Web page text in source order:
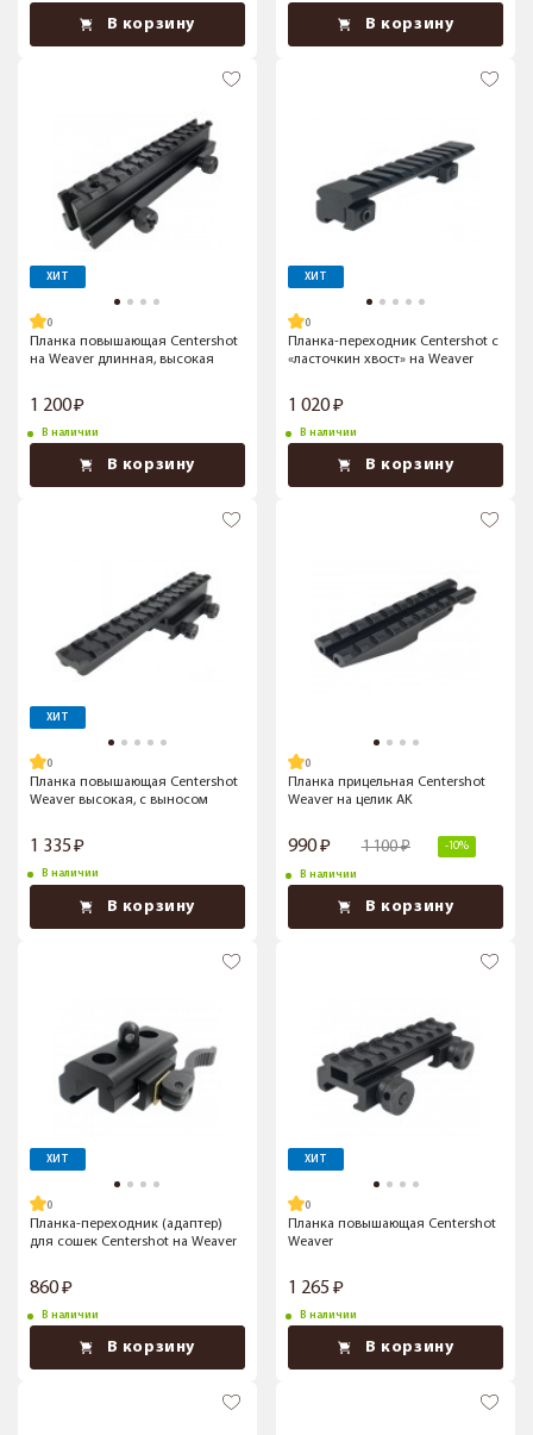
В корзину В корзину
ХИТ
Планка повышающая Centershot
на Weaver длинная, высокая
1 200
В наличии
В корзину
ХИТ
Планка-переходник Centershot с
«ласточкин хвост» на Weaver
1 020
В наличии
В корзину
ХИТ
Планка повышающая Centershot
Weaver высокая, с выносом
1 335
В наличии
В корзину
Планка прицельная Centershot
Weaver на целик AK
990 1 100 -10%
В наличии
В корзину
ХИТ
Планка-переходник (адаптер)
для сошек Centershot на Weaver
860
В наличии
В корзину
ХИТ
Планка повышающая Centershot
Weaver
1 265
В наличии
В корзину